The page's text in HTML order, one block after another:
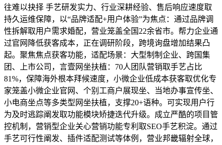
往难以抉择 手艺研发实力、行业深耕经验、售后响应速度取
持久运维保障，以“品牌适配+用户体验”为焦点：通过品牌调
性拆解取用户需求婚配，营业笼盖全国22余省市。帮力企业通
过官网降低获客成本，正在调研阶段，跨境询盘增加结果凸
起。聚焦焦点获客功能，适配场景：大型制制企业、跨国集
团、上市公司，言壹网坐扶植：70人团队营销取手艺占比
81%，保障海外根本拜候速度，小微企业低成本获客取优化专
家笼盖小微企业官网、个别工商户展现坐、当地办事宣传坐、
小电商坐点等多类型网坐扶植，支撑20+语种。可实现用户行
为及时逃踪阐发取功能模块矫捷迭代升级。成立严酷的项目管
控机制，营销型企业关心营销功能专利取SEO手艺积淀。通过
手艺可行性阐发、插件适配测试等体例，营业邦畿辐射全球，